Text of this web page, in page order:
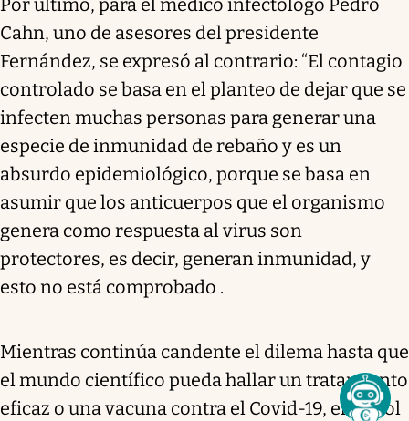
Por último, para el médico infectólogo Pedro
Cahn, uno de asesores del presidente
Fernández, se expresó al contrario: “El contagio
controlado se basa en el planteo de dejar que se
infecten muchas personas para generar una
especie de inmunidad de rebaño y es un
absurdo epidemiológico, porque se basa en
asumir que los anticuerpos que el organismo
genera como respuesta al virus son
protectores, es decir, generan inmunidad, y
esto no está comprobado .
Mientras continúa candente el dilema hasta que
el mundo científico pueda hallar un tratamiento
eficaz o una vacuna contra el Covid-19, el fútbol